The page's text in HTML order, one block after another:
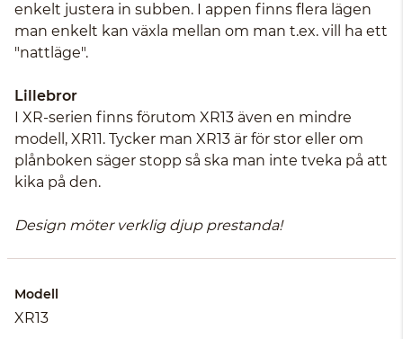
enkelt justera in subben. I appen finns flera lägen
man enkelt kan växla mellan om man t.ex. vill ha ett
"nattläge".
Lillebror
I XR-serien finns förutom XR13 även en mindre
modell, XR11. Tycker man XR13 är för stor eller om
plånboken säger stopp så ska man inte tveka på att
kika på den.
Design möter verklig djup prestanda!
Modell
XR13